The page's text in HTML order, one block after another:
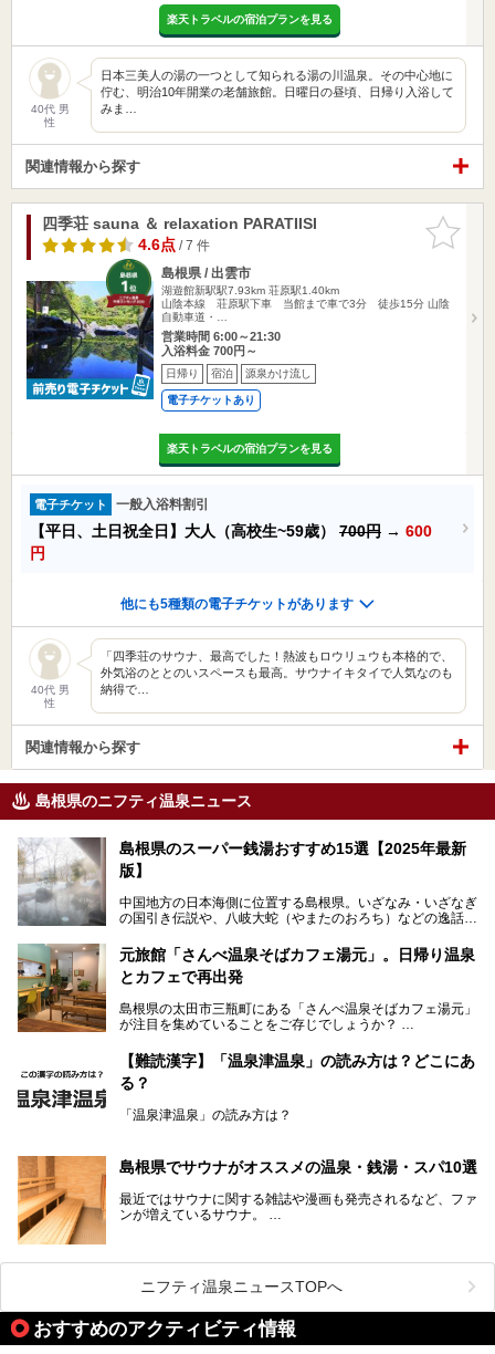
楽天トラベルの宿泊プランを見る
40代 男
性
日本三美人の湯の一つとして知られる湯の川温泉。その中心地に
佇む、明治10年開業の老舗旅館。日曜日の昼頃、日帰り入浴して
みま…
関連情報から探す
お気に入
りに追加
四季荘 sauna ＆ relaxation PARATIISI
4.6点/ 7 件
島根県 / 出雲市
湖遊館新駅駅7.93km 荘原駅1.40km
山陰本線 荘原駅下車 当館まで車で3分 徒歩15分 山陰
自動車道・…
営業時間 6:00～21:30
入浴料金 700円～
日帰り 宿泊 源泉かけ流し
電子チケットあり
楽天トラベルの宿泊プランを見る
電子チケット 一般入浴料割引
【平日、土日祝全日】大人（高校生~59歳） 700円 → 600
円
他にも5種類の電子チケットがあります
40代 男
性
「四季荘のサウナ、最高でした！熱波もロウリュウも本格的で、
外気浴のととのいスペースも最高。サウナイキタイで人気なのも
納得で…
関連情報から探す
島根県のニフティ温泉ニュース
島根県のスーパー銭湯おすすめ15選【2025年最新
版】
中国地方の日本海側に位置する島根県。いざなみ・いざなぎ
の国引き伝説や、八岐大蛇（やまたのおろち）などの逸話が
の参拝客が訪れます。「出雲縁結び空港」への直行便なら、
首都圏からでも実は2時間圏内で到着できるアクセスも魅力
です。
市）など、古くから知られる温泉郷が多くあります。ゆった
り流れる時間のなかで、心の底からのんびりできるスーパー
元旅館「さんべ温泉そばカフェ湯元」。日帰り温泉
とカフェで再出発
島根県の太田市三瓶町にある「さんべ温泉そばカフェ湯元」
が注目を集めていることをご存じでしょうか？
「さんべ温泉そばカフェ湯元」は日帰り温泉と、名物のそば
を提供するカフェという新しい営業スタイルで、観光客に限
らず地元民にも親しまれています。
宿泊をせずとも、気軽に源泉のお湯をつかった温泉と、美味
を経て現在のスタイルに辿り着いているのです。
【難読漢字】「温泉津温泉」の読み方は？どこにあ
る？
「温泉津温泉」の読み方は？
か？
島根県でサウナがオススメの温泉・銭湯・スパ10選
最近ではサウナに関する雑誌や漫画も発売されるなど、ファ
ンが増えているサウナ。
しかしサウナは一口にサウナと言っても、ドライサウナ、ス
チームサウナ、塩サウナなどが存在し、施設によって様々な
ニフティ温泉ニュースTOPへ
おすすめのアクティビティ情報